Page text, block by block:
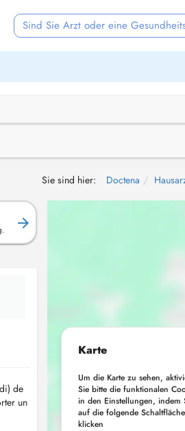
Sind Sie Arzt oder eine
Sie sind hier: Doctena
de
un
Karte
Um die Karte zu sehen,
Sie bitte die funktionalen
in den Einstellungen, indem
auf die folgende Schaltfläche
klicken